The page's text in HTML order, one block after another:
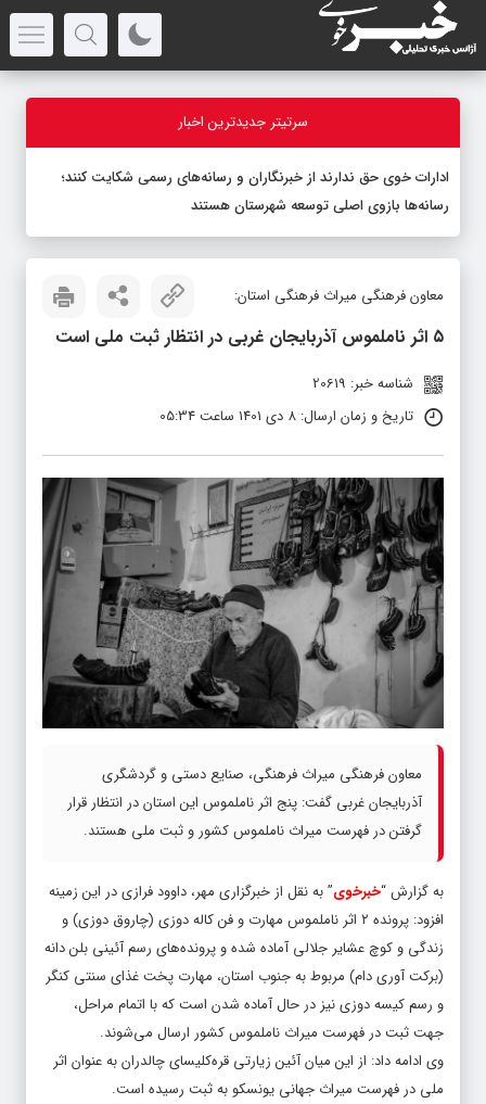
سرتیتر جدیدترین اخبار
ادارات خوی حق ندارند از خبرنگاران و رسانه‌های رسمی شکایت کنند؛
رسانه‌ها بازوی اصلی توسعه شهرستان هستند
معاون فرهنگی میراث فرهنگی استان:
۵ اثر ناملموس آذربایجان غربی در انتظار ثبت ملی است
شناسه خبر: 20619
تاریخ و زمان ارسال: 8 دی 1401 ساعت 05:34
معاون فرهنگی میراث فرهنگی، صنایع دستی و گردشگری
آذربایجان غربی گفت: پنج اثر ناملموس این استان در انتظار قرار
گرفتن در فهرست میراث ناملموس کشور و ثبت ملی هستند.
به گزارش “خبرخوی” به نقل از خبرگزاری مهر، داوود فرازی در این زمینه
افزود: پرونده ۲ اثر ناملموس مهارت و فن کاله دوزی (چاروق دوزی) و
زندگی و کوچ عشایر جلالی آماده شده و پرونده‌های رسم آئینی بلن دانه
(برکت آوری دام) مربوط به جنوب استان، مهارت پخت غذای سنتی کنگر
و رسم کیسه دوزی نیز در حال آماده شدن است که با اتمام مراحل،
جهت ثبت در فهرست میراث ناملموس کشور ارسال می‌شوند.
وی ادامه داد: از این میان آئین زیارتی قره‌کلیسای چالدران به عنوان اثر
ملی در فهرست میراث جهانی یونسکو به ثبت رسیده است.